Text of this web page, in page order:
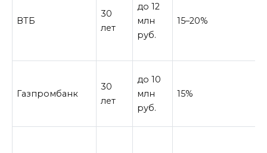
ВТБ
30
лет
до 12
млн
руб.
15–20%
Газпромбанк
30
лет
до 10
млн
руб.
15%